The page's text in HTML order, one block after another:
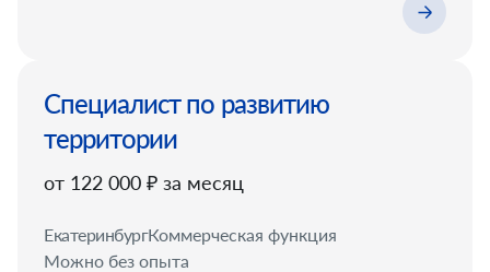
Специалист по развитию
территории
от 122 000 ₽ за месяц
ЕкатеринбургКоммерческая функция
Можно без опыта